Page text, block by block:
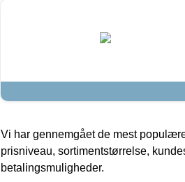
Vi har gennemgået de mest
prisniveau, sortimentstørrelse,
betalingsmuligheder.